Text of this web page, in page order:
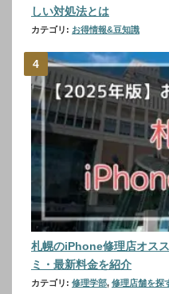
しい対処法とは
カテゴリ: お得情報&豆知識
札幌のiPhone修理店オス
ミ・最新料金を紹介
カテゴリ: 修理学部, 修理店舗を探